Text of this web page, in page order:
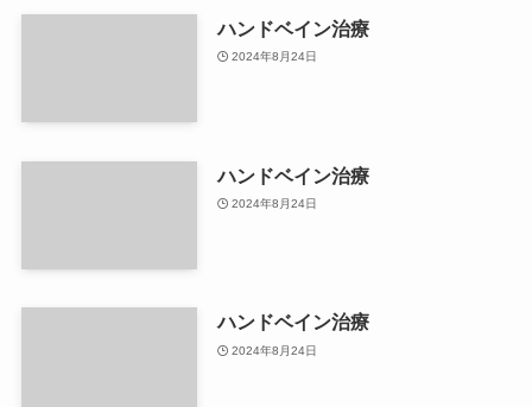
ハンドベイン治療
2024年8月24日
ハンドベイン治療
2024年8月24日
ハンドベイン治療
2024年8月24日